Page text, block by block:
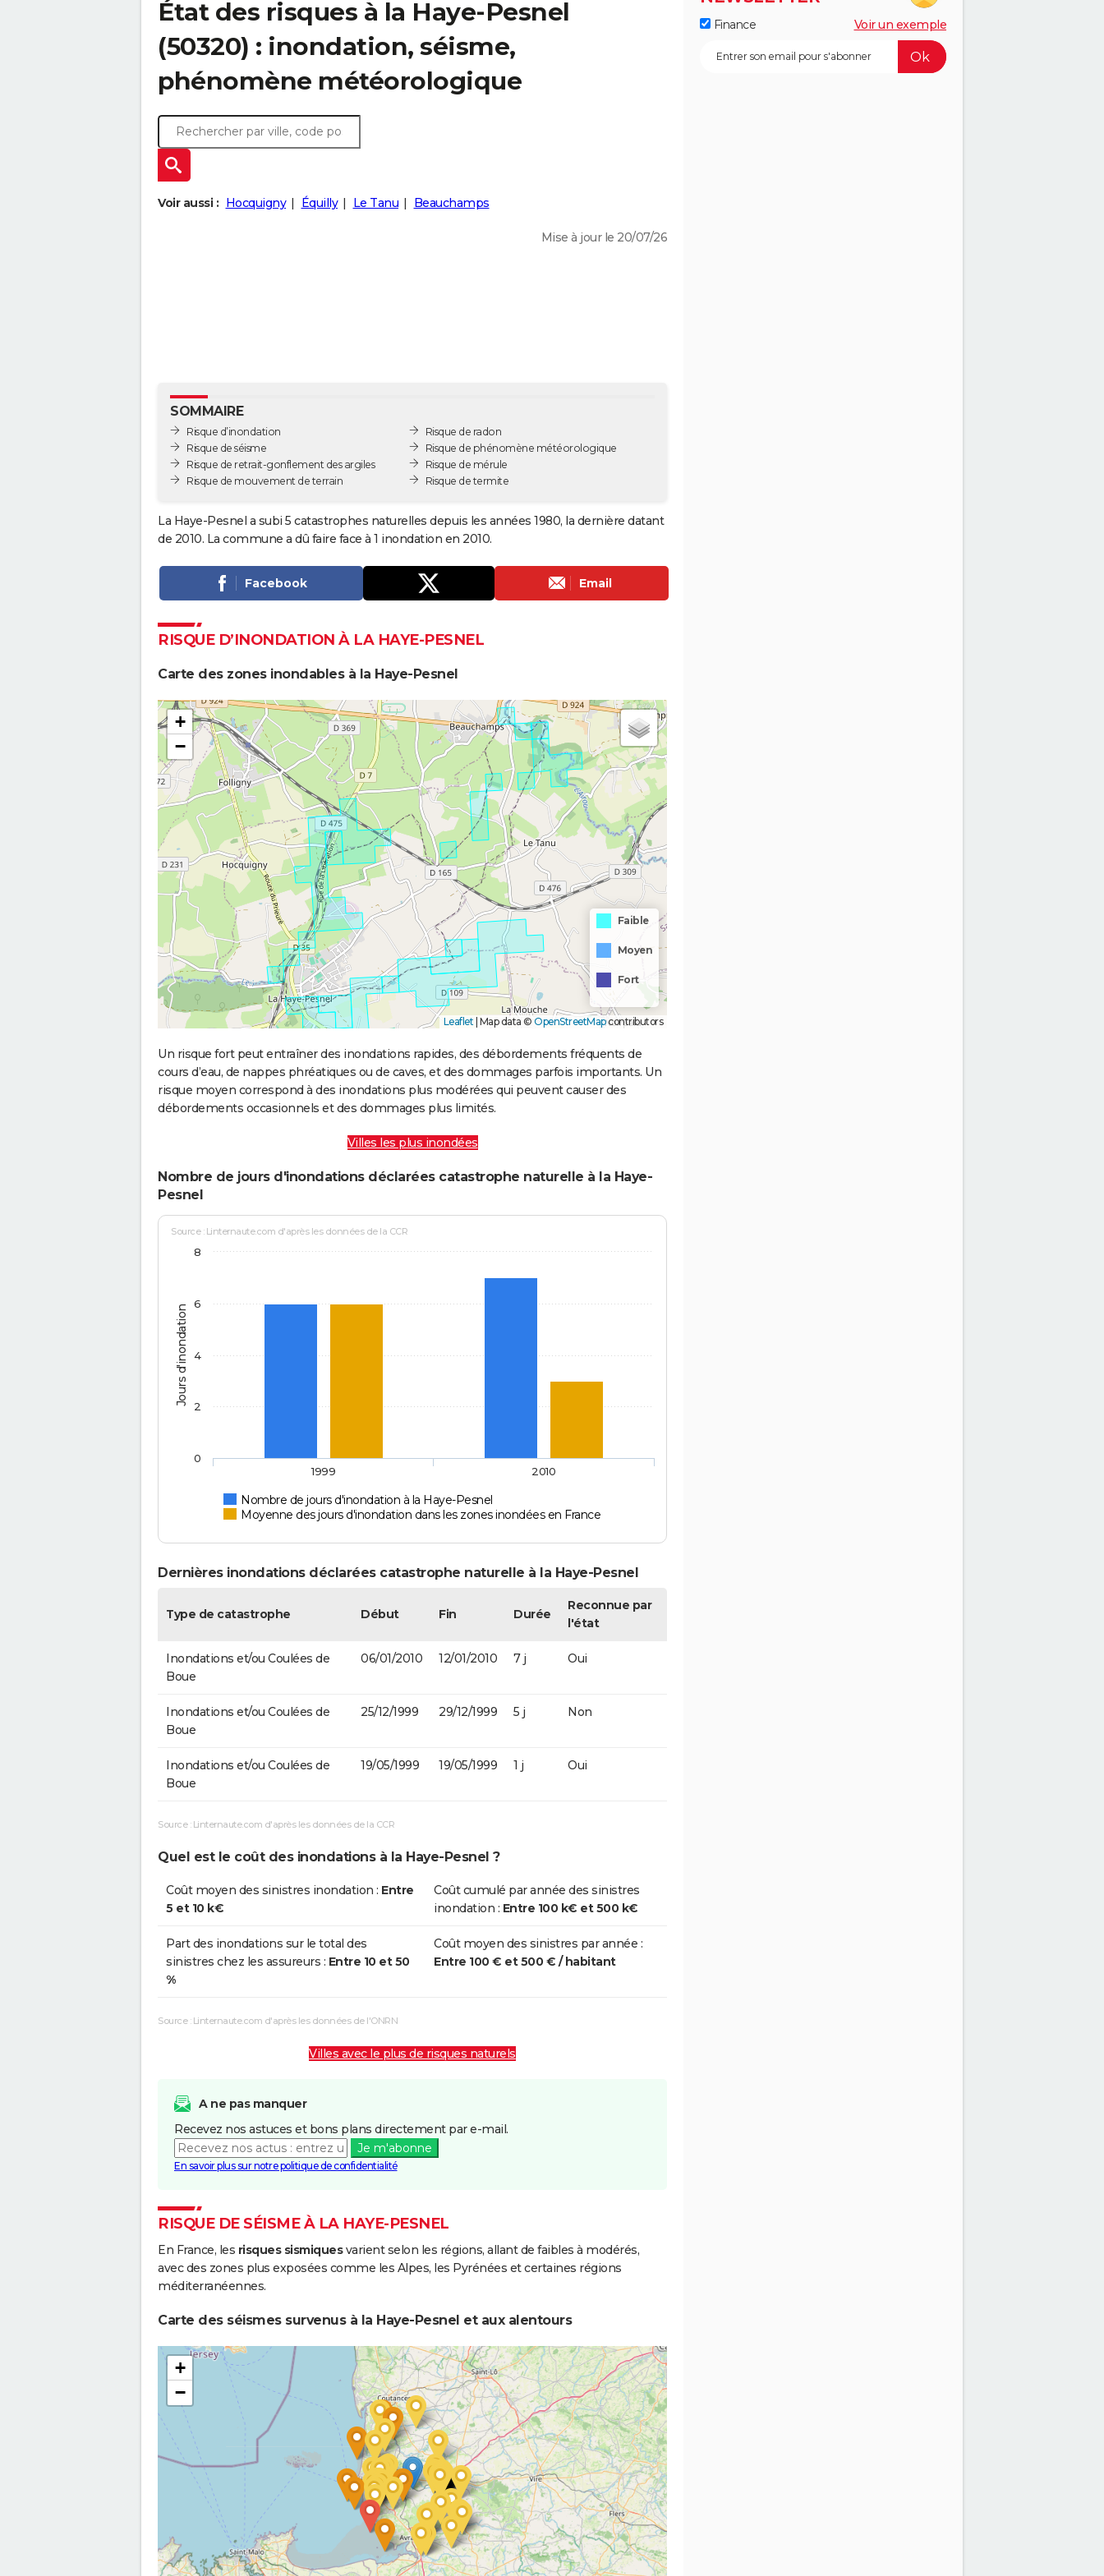
État des risques à la Haye-Pesnel
(50320) : inondation, séisme,
phénomène météorologique
Voir aussi : Hocquigny Équilly Le Tanu Beauchamps
Mise à jour le 20/07/26
SOMMAIRE
Risque d’inondation
Risque de séisme
Risque de retrait-gonflement des argiles
Risque de mouvement de terrain
Risque de radon
Risque de phénomène météorologique
Risque de mérule
Risque de termite
La Haye-Pesnel a subi 5 catastrophes naturelles depuis les années 1980, la dernière datant
de 2010. La commune a dû faire face à 1 inondation en 2010.
Facebook Email
RISQUE D’INONDATION À LA HAYE-PESNEL
Carte des zones inondables à la Haye-Pesnel
+
−
Faible
Moyen
Fort
Leaflet Map data © OpenStreetMapcontributors
Un risque fort peut entraîner des inondations rapides, des débordements fréquents de
cours d’eau, de nappes phréatiques ou de caves, et des dommages parfois importants. Un
risque moyen correspond à des inondations plus modérées qui peuvent causer des
débordements occasionnels et des dommages plus limités.
Villes les plus inondées
Nombre de jours d'inondations déclarées catastrophe naturelle à la Haye-
Pesnel
Jours d'inondation
Source : Linternaute.com d'après les données de la CCR
Nombre de jours d'inondation à la Haye-Pesnel
Moyenne des jours d'inondation dans les zones inondées en France
1999 2010
0
2
4
6
8
Dernières inondations déclarées catastrophe naturelle à la Haye-Pesnel
Type de catastrophe Début Fin Durée
Reconnue par
l'état
Inondations et/ou Coulées de
Boue
06/01/2010 12/01/2010 7 j Oui
Inondations et/ou Coulées de
Boue
25/12/1999 29/12/1999 5 j Non
Inondations et/ou Coulées de
Boue
19/05/1999 19/05/1999 1 j Oui
Source : Linternaute.com d'après les données de la CCR
Quel est le coût des inondations à la Haye-Pesnel ?
Coût moyen des sinistres inondation : Entre
5 et 10 k€
Coût cumulé par année des sinistres
inondation : Entre 100 k€ et 500 k€
Part des inondations sur le total des
sinistres chez les assureurs : Entre 10 et 50
%
Coût moyen des sinistres par année :
Entre 100 € et 500 € / habitant
Source : Linternaute.com d'après les données de l'ONRN
Villes avec le plus de risques naturels
A ne pas manquer
Recevez nos astuces et bons plans directement par e-mail.
Je m'abonne
En savoir plus sur notre politique de confidentialité
RISQUE DE SÉISME À LA HAYE-PESNEL
En France, les risques sismiquesvarient selon les régions, allant de faibles à modérés,
avec des zones plus exposées comme les Alpes, les Pyrénées et certaines régions
méditerranéennes.
Carte des séismes survenus à la Haye-Pesnel et aux alentours
+
−
Finance Voir un exemple